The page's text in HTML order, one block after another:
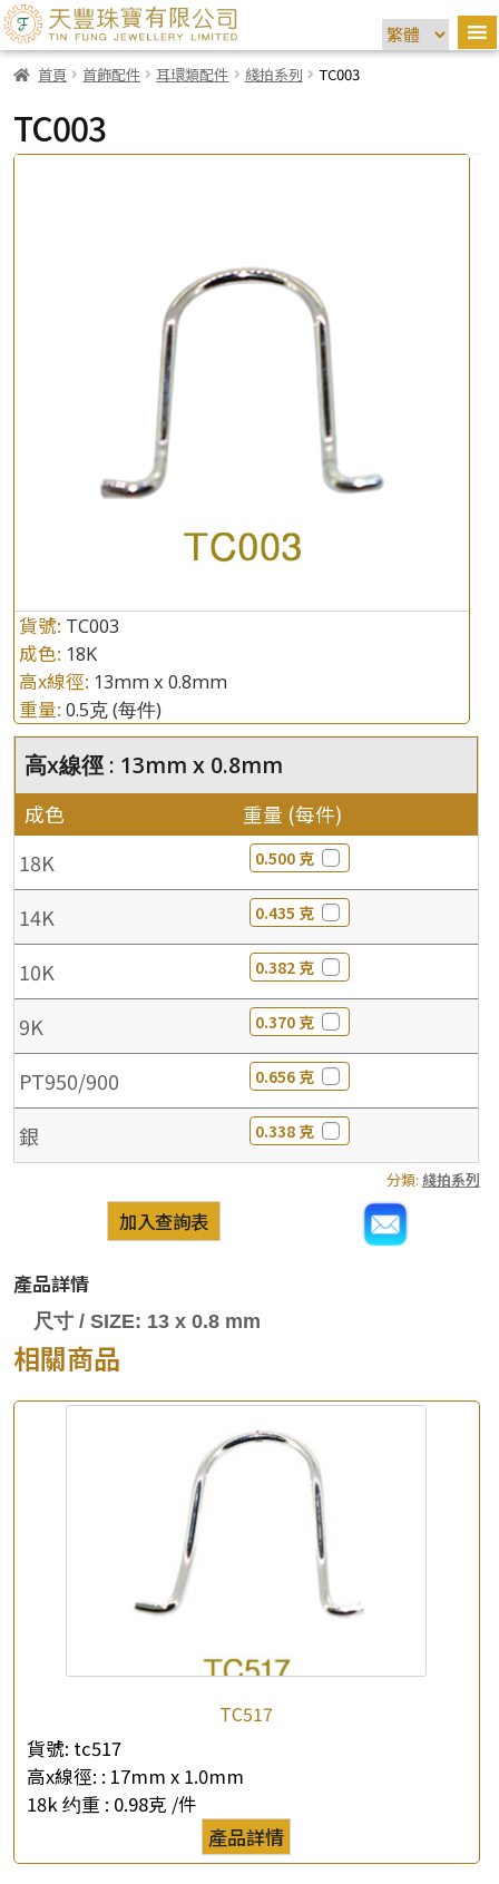
首頁 首飾配件 耳環類配件 綫拍系列 TC003
TC003
×
公司名稱
貨號: TC003
成色: 18K
高x線徑: 13mm x 0.8mm
重量: 0.5克(每件)
高x線徑 : 13mm x 0.8mm
成色 重量 (每件)
18K 0.500 克
14K 0.435 克
10K 0.382 克
9K 0.370 克
PT950/900 0.656 克
銀 0.338 克
分類: 綫拍系列
加入查詢表
產品詳情
尺寸 / SIZE: 13 x 0.8 mm
相關商品
TC517
貨號: tc517
高x線徑: : 17mm x 1.0mm
18k 约重 : 0.98克 /件
產品詳情